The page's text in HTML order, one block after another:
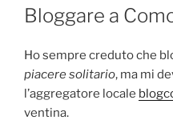
IL
Bloggare a
Ho sempre creduto che
piacere solitario, ma mi
l’aggregatore locale
ventina.